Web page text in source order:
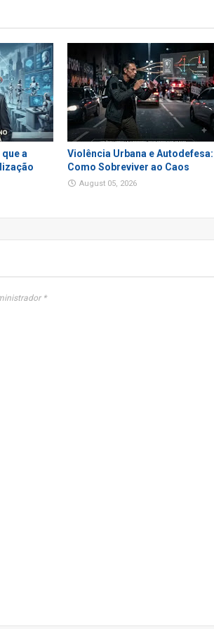
a
Violência Urbana e Autodefesa:
Como Sobreviver ao Caos
August 05, 2026
*